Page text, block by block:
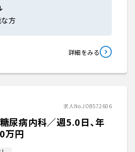
方
詳細をみる
求人No.JOB572606
糖尿病内科／週5.0日、年
万円